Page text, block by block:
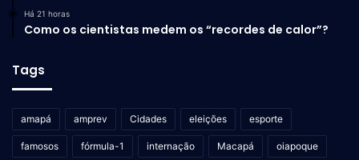
vencer o goleiro Alisson. Foi a primeira vez que a torcida
brasileira se calou no estádio. E não era para menos. A
Na outra chave
A disputa no outro lado da chave começa neste sábado: o
Marrocos enfrenta Portugal e a Inglaterra encara a França.
Há 21 horas
Como os cientistas medem os “recordes de calor”?
Tags
amapá amprev Cidades eleições esporte
famosos fórmula-1 internação Macapá oiapoque